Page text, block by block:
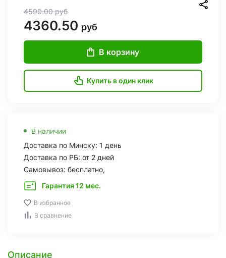
4590.00руб
4360.50 руб
В корзину
Купить в один клик
В наличии
Доставка по Минску: 1 день
Доставка по РБ: от 2 дней
Самовывоз: бесплатно,
Гарантия 12 мес.
В избранное
В сравнение
Описание